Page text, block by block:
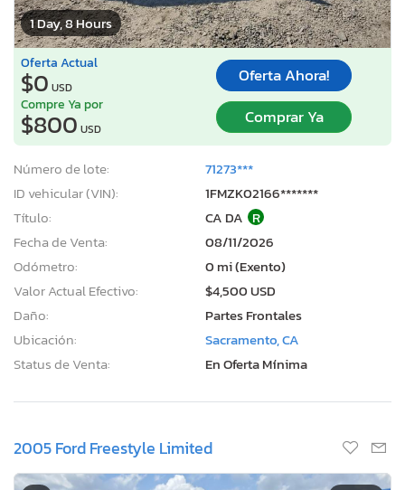
1 Day, 8 Hours
Oferta Actual
$0 USD
Oferta Ahora!
Compre Ya por
$800 USD
Comprar Ya
Número de lote:
71273***
ID vehicular (VIN):
1FMZK02166*******
Título:
CA DA R
Fecha de Venta:
08/11/2026
Odómetro:
0 mi (Exento)
Valor Actual Efectivo:
$4,500 USD
Daño:
Partes Frontales
Ubicación:
Sacramento, CA
Status de Venta:
En Oferta Mínima
2005 Ford Freestyle Limited